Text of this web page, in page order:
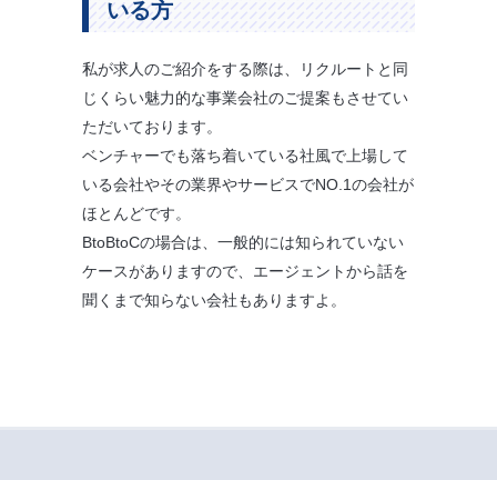
いる方
私が求人のご紹介をする際は、リクルートと同
じくらい魅力的な事業会社のご提案もさせてい
ただいております。
ベンチャーでも落ち着いている社風で上場して
いる会社やその業界やサービスでNO.1の会社が
ほとんどです。
BtoBtoCの場合は、一般的には知られていない
ケースがありますので、エージェントから話を
聞くまで知らない会社もありますよ。